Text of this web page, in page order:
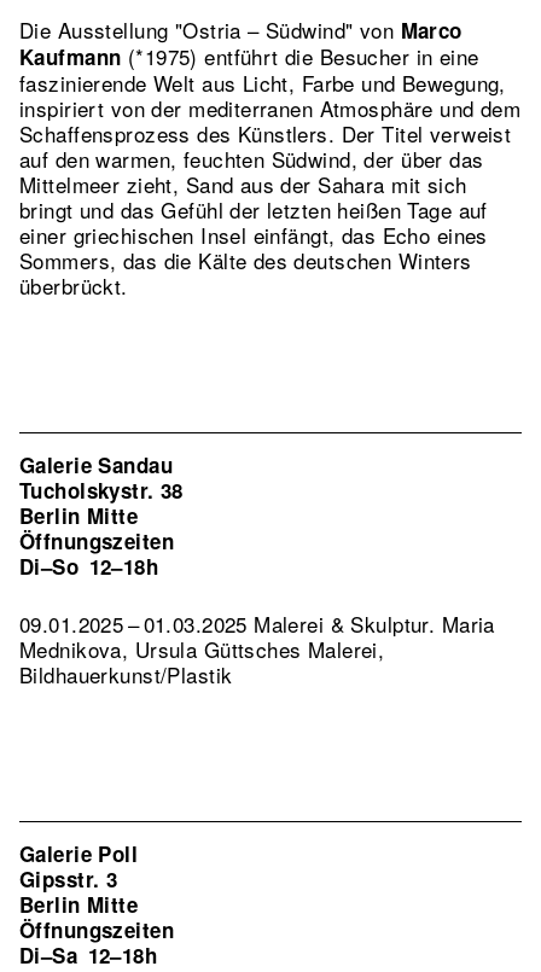
Die Ausstellung "Ostria – Südwind" von Marco
Kaufmann (*1975) entführt die Besucher in eine
faszinierende Welt aus Licht, Farbe und Bewegung,
inspiriert von der mediterranen Atmosphäre und dem
Schaffensprozess des Künstlers. Der Titel verweist
auf den warmen, feuchten Südwind, der über das
Mittelmeer zieht, Sand aus der Sahara mit sich
bringt und das Gefühl der letzten heißen Tage auf
einer griechischen Insel einfängt, das Echo eines
Sommers, das die Kälte des deutschen Winters
überbrückt.
Galerie Sandau
Tucholskystr. 38
Berlin Mitte
Öffnungszeiten
Di–So 12–18h
09.01.2025 – 01.03.2025 Malerei & Skulptur. Maria
Mednikova, Ursula Güttsches Malerei,
Bildhauerkunst/Plastik
Galerie Poll
Gipsstr. 3
Berlin Mitte
Öffnungszeiten
Di–Sa 12–18h